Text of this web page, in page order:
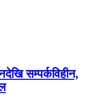
सम्पर्कविहीन,